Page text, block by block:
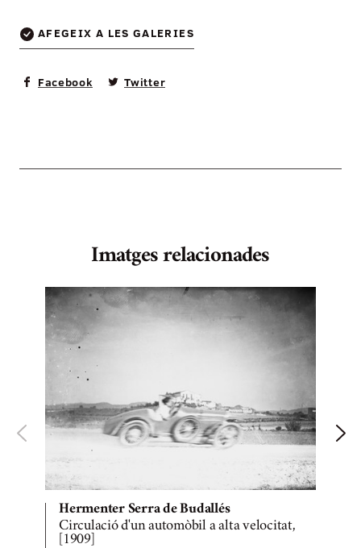
AFEGEIX A LES GALERIES
Facebook Twitter
Imatges relacionades
Hermenter Serra de Budallés
Circulació d'un automòbil a alta velocitat,
[1909]